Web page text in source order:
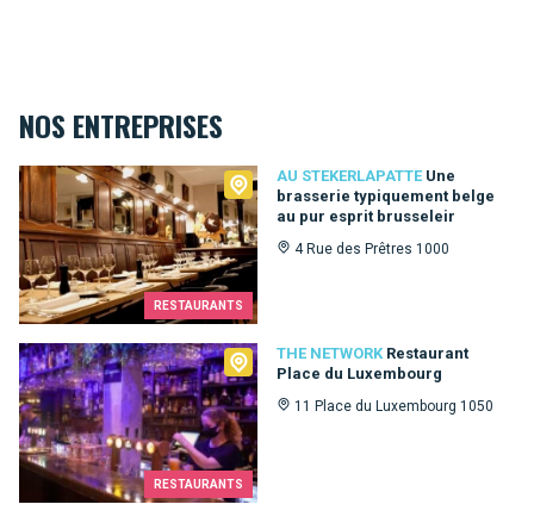
NOS ENTREPRISES
RESTAURANTS
AU STEKERLAPATTE Une
brasserie typiquement belge
au pur esprit brusseleir
4 Rue des Prêtres 1000
Au Stekerlapatte
RESTAURANTS
THE NETWORK Restaurant
Place du Luxembourg
11 Place du Luxembourg 1050
The Network